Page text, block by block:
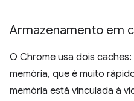
Armazenamento em
O Chrome usa dois
memória, que é muito
memória está vinculada à